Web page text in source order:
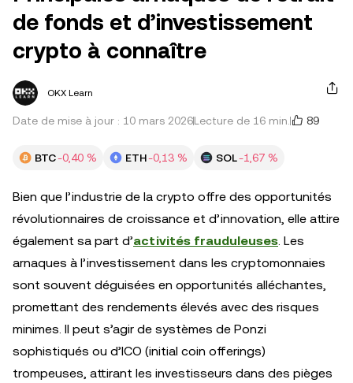
de fonds et d’investissement
crypto à connaître
OKX Learn
Date de mise à jour : 10 mars 2026Lecture de 16 min. 89
BTC-0,40 % ETH-0,13 % SOL-1,67 %
Bien que l’industrie de la crypto offre des opportunités
révolutionnaires de croissance et d’innovation, elle attire
également sa part d’activités frauduleuses. Les
arnaques à l’investissement dans les cryptomonnaies
sont souvent déguisées en opportunités alléchantes,
promettant des rendements élevés avec des risques
minimes. Il peut s’agir de systèmes de Ponzi
sophistiqués ou d’ICO (initial coin offerings)
trompeuses, attirant les investisseurs dans des pièges